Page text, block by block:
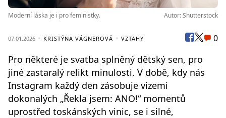
Moderní láska je i pro feministky. Autor: Shutterstock
07.01.2026 KRISTÝNA VÁGNEROVÁ VZTAHY 0
Pro některé je svatba splněný dětský sen, pro
jiné zastaralý relikt minulosti. V době, kdy nás
Instagram každý den zásobuje vizemi
dokonalých „Řekla jsem: ANO!“ momentů
uprostřed toskánských vinic, se i silné,